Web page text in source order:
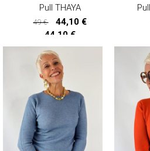
Pull THAYA
49 €
44,10 €
44,10 €